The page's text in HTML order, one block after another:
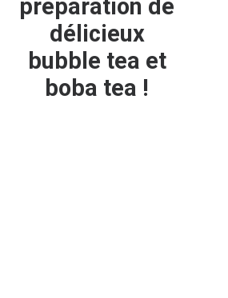
préparation de
délicieux
bubble tea et
boba tea !